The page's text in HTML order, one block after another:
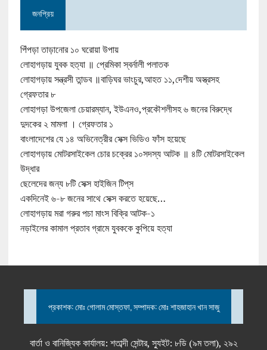
জনপ্রিয়
পিঁপড়া তাড়ানোর ১০ ঘরোয়া উপায়
লোহাগড়ায় যুবক হত্যা ॥ প্রেমিকা স্বর্নালী পলাতক
লোহাগড়ায় সন্ত্রসী তান্ডব ॥বাড়িঘর ভাংচুর,আহত ১১,দেশীয় অস্ত্রসহ
গ্রেফতার ৮
লোহাগড়া উপজেলা চেয়ারম্যান, ইউএনও,প্রকৌশলীসহ ৬ জনের বিরুদ্ধে
দুদকের ২ মামলা । গ্রেফতার ১
বাংলাদেশের যে ১৪ অভিনেত্রীর সেক্স ভিডিও ফাঁস হয়েছে
লোহাগড়ায় মোটরসাইকেল চোর চক্রের ১০সদস্য আটক ॥ ৪টি মোটরসাইকেল
উদ্ধার
ছেলেদের জন্য ৮টি সেক্স হাইজিন টিপ্‌স
একদিনেই ৬-৮ জনের সাথে সেক্স করতে হয়েছে…
লোহাগড়ায় মরা গরুর পচা মাংস বিক্রি আটক-১
নড়াইলের কামাল প্রতাব গ্রামে যুবককে কুপিয়ে হত্যা
প্রকাশক: মোঃ গোলাম মোস্তফা, সম্পাদক: মোঃ শাহজাহান খান সাজু
বার্তা ও বানিজ্যিক কার্যালয়: শতাব্দী সেন্টার, স্যুইট: ৮ডি (৯ম তলা), ২৯২